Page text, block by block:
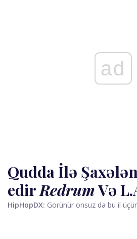
ad
Qudda İlə
edirRedrumVə
HipHopDX: Görünür onsuz da bu il üçün